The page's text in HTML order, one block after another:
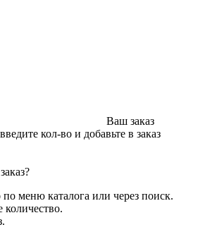
Ваш заказ
кол-во и добавьте в заказ
меню каталога или через поиск.